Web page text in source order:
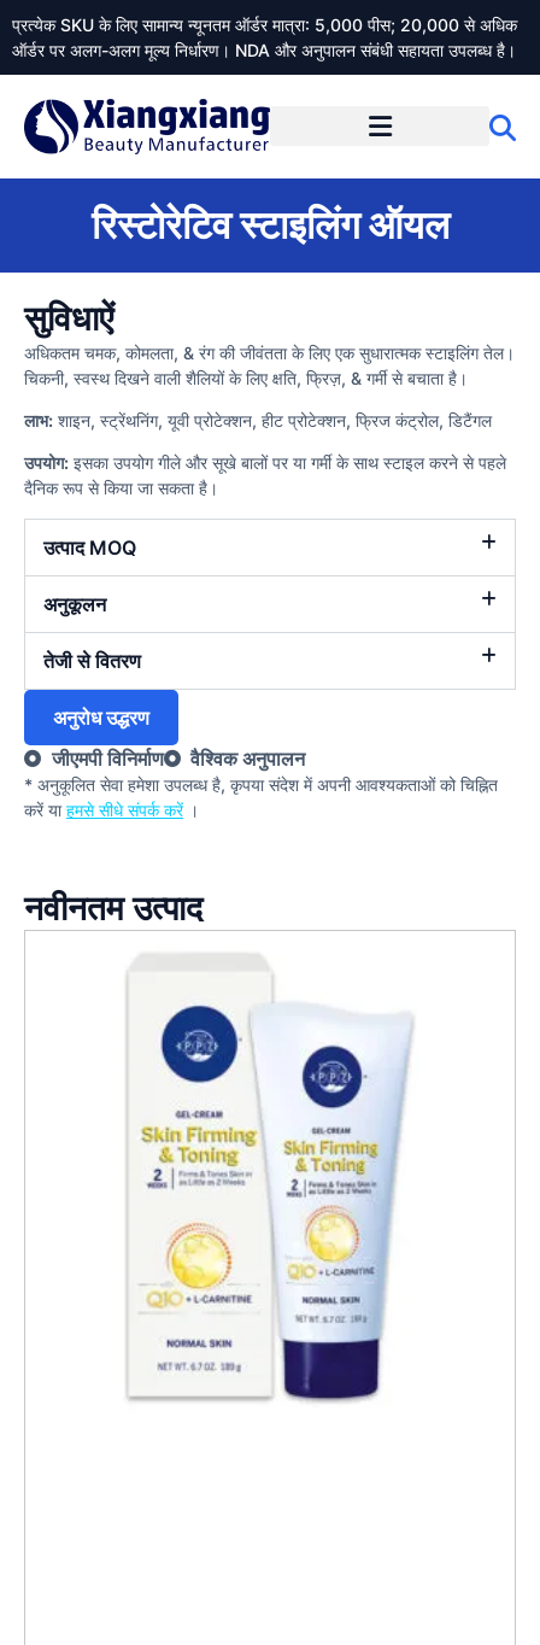
प्रत्येक SKU के लिए सामान्य न्यूनतम ऑर्डर मात्रा: 5,000 पीस; 20,000 से अधिक
ऑर्डर पर अलग-अलग मूल्य निर्धारण। NDA और अनुपालन संबंधी सहायता उपलब्ध है।
रिस्टोरेटिव स्टाइलिंग ऑयल
सुविधाऐं
अधिकतम चमक, कोमलता, & रंग की जीवंतता के लिए एक सुधारात्मक स्टाइलिंग तेल।
चिकनी, स्वस्थ दिखने वाली शैलियों के लिए क्षति, फ्रिज़, & गर्मी से बचाता है।
लाभ: शाइन, स्ट्रेंथनिंग, यूवी प्रोटेक्शन, हीट प्रोटेक्शन, फ्रिज कंट्रोल, डिटैंगल
उपयोग: इसका उपयोग गीले और सूखे बालों पर या गर्मी के साथ स्टाइल करने से पहले
दैनिक रूप से किया जा सकता है।
उत्पाद MOQ
अनुकूलन
तेजी से वितरण
अनुरोध उद्धरण
जीएमपी विनिर्माण
वैश्विक अनुपालन
* अनुकूलित सेवा हमेशा उपलब्ध है, कृपया संदेश में अपनी आवश्यकताओं को चिह्नित
करें याहमसे सीधे संपर्क करें।
नवीनतम उत्पाद